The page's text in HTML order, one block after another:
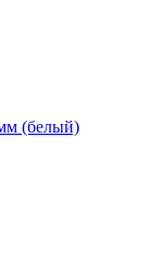
(белый)